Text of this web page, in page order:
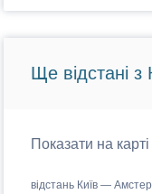
Ще відстані з
Показати на
відстань Київ —